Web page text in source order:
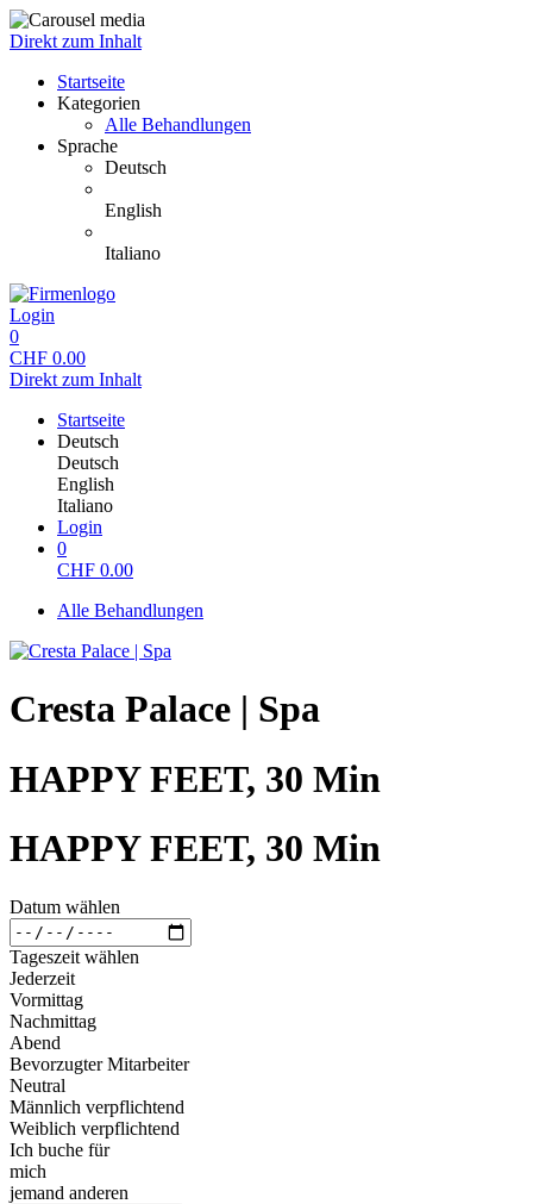
Direkt zum Inhalt
Startseite
Kategorien
Alle Behandlungen
Sprache
Deutsch
English
Italiano
Login
0
CHF 0.00
Direkt zum Inhalt
Startseite
Deutsch
Deutsch
English
Italiano
Login
0
CHF 0.00
Alle Behandlungen
Cresta Palace | Spa
HAPPY FEET, 30 Min
HAPPY FEET, 30 Min
Datum wählen
Tageszeit wählen
Jederzeit
Vormittag
Nachmittag
Abend
Bevorzugter Mitarbeiter
Neutral
Männlich verpflichtend
Weiblich verpflichtend
Ich buche für
mich
jemand anderen